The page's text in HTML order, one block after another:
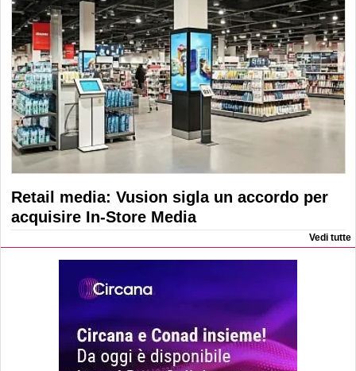
Retail media: Vusion sigla un accordo per
acquisire In-Store Media
Vedi tutte